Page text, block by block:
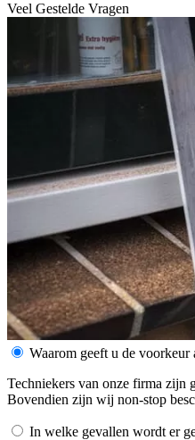
Veel Gestelde Vragen
Waarom geeft u de voorkeur
Techniekers van onze firma zijn
Bovendien zijn wij non-stop
In welke gevallen wordt er